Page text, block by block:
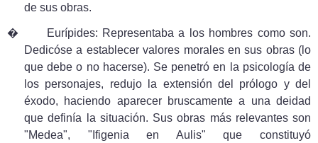
de sus obras.
�
Eurípides: Representaba a los hombres como son.
Dedicóse a establecer valores morales en sus obras (lo
que debe o no hacerse). Se penetró en la psicología de
los personajes, redujo la extensión del prólogo y del
éxodo, haciendo aparecer bruscamente a una deidad
que definía la situación. Sus obras más relevantes son
"Medea", "Ifigenia en Aulis" que constituyó